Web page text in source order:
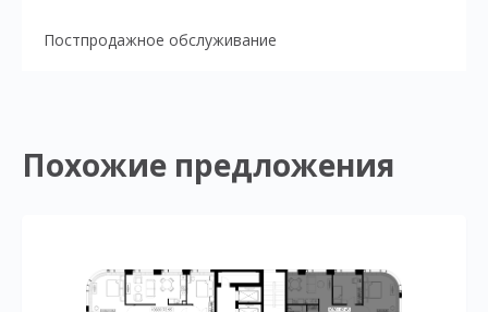
Постпродажное обслуживание
Похожие предложения